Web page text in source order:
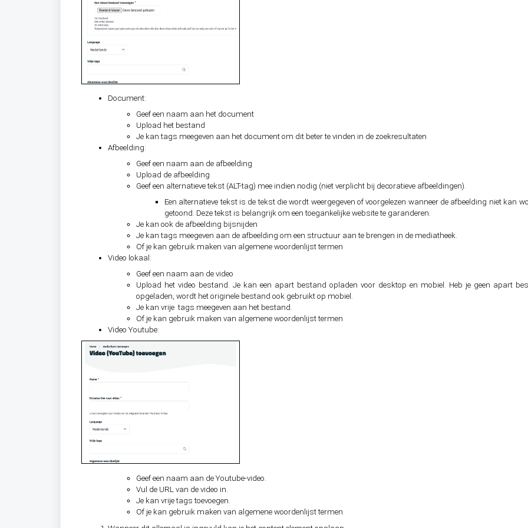
Document:
Geef een naam aan het document
Upload het bestand
Je kan tags meegeven aan het document om dit beter te vinden in de zoekresultaten
Afbeelding:
Geef een naam aan de afbeelding
Upload de afbeelding
Geef een alternatieve tekst (ALT-tag) mee indien nodig (niet verplicht bij decoratieve afbeeldingen).
Een alternatieve tekst is de tekst die wordt weergegeven of voorgelezen wanneer de afbeelding niet kan
getoond. Deze tekst is belangrijk om een toegankelijke website te garanderen.
Je kan ook de afbeelding bijsnijden
Je kan tags meegeven aan de afbeelding om een structuur aan te brengen in de mediatheek.
Of je kan gebruik maken van algemene woordenlijst termen
Video lokaal:
Geef een naam aan de video
Upload het video bestand. Je kan een apart bestand opladen voor desktop en mobiel. Heb je geen apart
opgeladen, wordt het originele bestand ook gebruikt op mobiel.
Je kan vrije tags meegeven aan het bestand.
Of je kan gebruik maken van algemene woordenlijst termen
Video Youtube:
Geef een naam aan de Youtube-video.
Vul de URL van de video in.
Je kan vrije tags toevoegen.
Of je kan gebruik maken van algemene woordenlijst termen